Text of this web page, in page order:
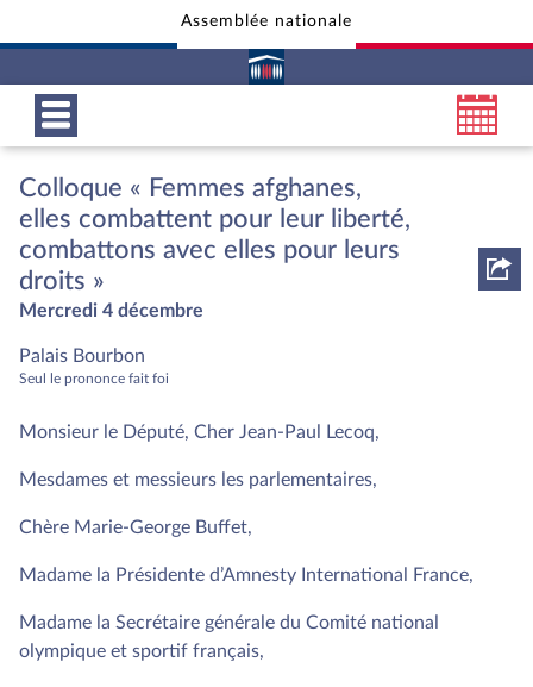
Aller en bas de la pageAssemblée nationale
Colloque « Femmes afghanes,
elles combattent pour leur liberté,
combattons avec elles pour leurs
droits »
Mercredi 4 décembre
Palais Bourbon
Seul le prononce fait foi
Monsieur le Député, Cher Jean-Paul Lecoq,
Mesdames et messieurs les parlementaires,
Chère Marie-George Buffet,
Madame la Présidente d’Amnesty International France,
Madame la Secrétaire générale du Comité national
olympique et sportif français,